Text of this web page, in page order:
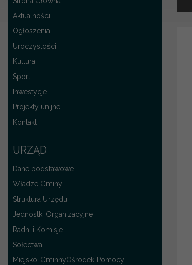
Aktualności
Ogłoszenia
Uroczystości
Kultura
Sport
Inwestycje
Projekty unijne
Kontakt
URZĄD
Dane podstawowe
Władze Gminy
Struktura Urzędu
Jednostki Organizacyjne
Radni i Komisje
Sołectwa
Miejsko-GminnyOśrodek Pomocy